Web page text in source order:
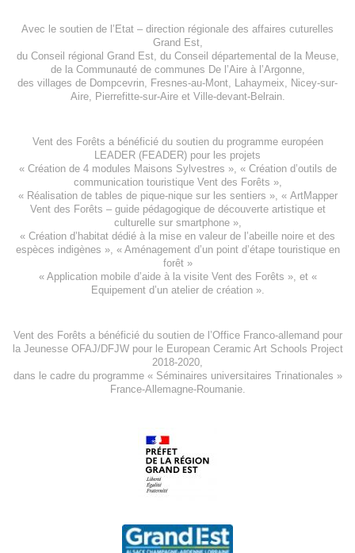
Avec le soutien de l’Etat – direction régionale des affaires cuturelles
Grand Est,
du Conseil régional Grand Est, du Conseil départemental de la Meuse,
de la Communauté de communes De l’Aire à l’Argonne,
des villages de Dompcevrin Fresnes-au-Mont Lahaymeix
Nicey-sur-
Aire, Pierrefitte-sur-Aireet Ville-devant-Belrain.
Vent des Forêts a bénéficié du soutien du programme européen
LEADER (FEADER) pour les projets
« Création de 4 modules Maisons Sylvestres », « Création d’outils de
communication touristique Vent des Forêts »,
« Réalisation de tables de pique-nique sur les sentiers », « ArtMapper
Vent des Forêts – guide pédagogique de découverte artistique et
culturelle sur smartphone »,
« Création d’habitat dédié à la mise en valeur de l’abeille noire et des
espèces indigènes », « Aménagement d’un point d’étape touristique en
forêt»
« Application mobile d’aide à la visite Vent des Forêts », et «
Equipement d’un atelier de création».
Vent des Forêts a bénéficié du soutien de l’Office Franco-allemand pour
la Jeunesse OFAJ/DFJWpour leEuropean Ceramic Art Schools Project
2018-2020
dans le cadre du programme « Séminaires universitaires Trinationales »
France-Allemagne-Roumanie.